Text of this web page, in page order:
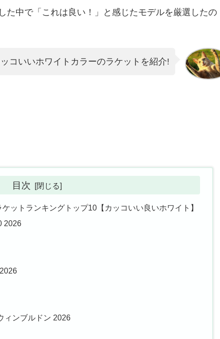
た中で「これは良い！」と感じたモデルを厳選したの
コいいホワイトカラーのラケットを紹介!
目次
ットランキングトップ10【カッコいい良いホワイト】
2026
ィンブルドン 2026